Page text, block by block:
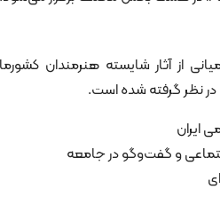
از آثار شایسته هنرمندان
در نظر گرفته شده است.
ایران
و گفت‌وگو در جامعه